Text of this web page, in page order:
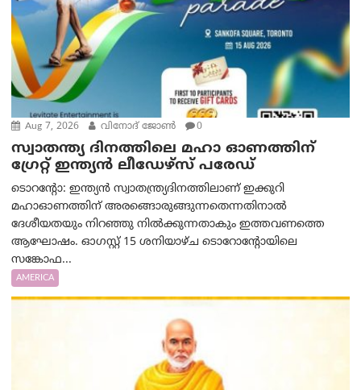
Aug 7, 2026 വിനോദ് ജോൺ 0
സ്വാതന്ത്യ ദിനത്തിലെ മഹാ ഓണത്തിന്
ഗ്രേറ്റ് ഇന്ത്യൻ ലീഡേഴ്സ് പരേഡ്
ടൊറന്റോ: ഇന്ത്യൻ സ്വാതന്ത്ര്യദിനത്തിലാണ് ഇക്കുറി
മഹാഓണത്തിന് അരങ്ങൊരുങ്ങുന്നതെന്നതിനാൽ
ദേശീയതയും നിറഞ്ഞു നിൽക്കുന്നതാകും ഇത്തവണത്തെ
ആഘോഷം. ഓഗസ്റ്റ് 15 ശനിയാഴ്ച ടൊറോന്റോയിലെ
സങ്കോഫ...
AMERICA